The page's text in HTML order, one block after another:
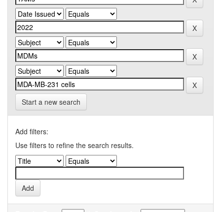
Start a new search
Add filters:
Use filters to refine the search results.